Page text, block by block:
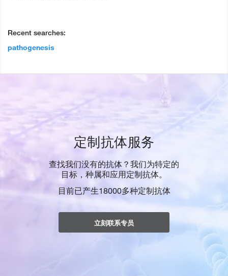
Recent searches:
pathogenesis
定制抗体服务
查找我们没有的抗体？我们为特定的
目标，种属和应用定制抗体。
目前已产生18000多种定制抗体
立刻联系专员